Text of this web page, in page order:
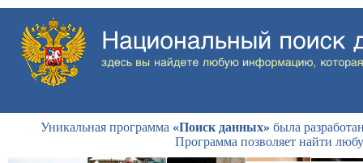
Уникальная программа «Поиск данных» была
Программа позволяет найти